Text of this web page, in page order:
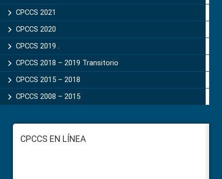
CPCCS 2021
CPCCS 2020
CPCCS 2019 .
CPCCS 2018 – 2019 Transitorio
CPCCS 2015 – 2018
CPCCS 2008 – 2015
FooterCPCCS EN LÍNEA